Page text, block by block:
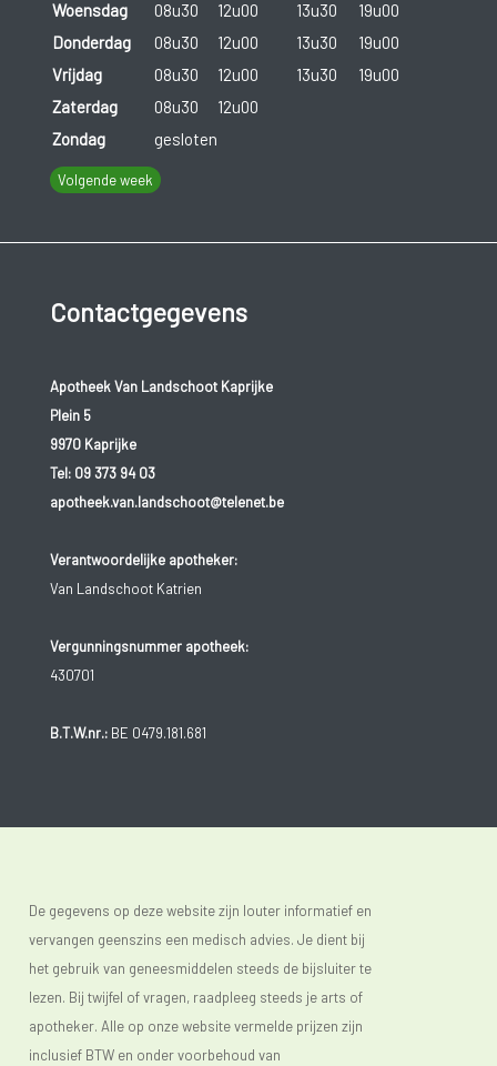
Woensdag
08u30 12u00 13u30
19u00
Donderdag
08u30 12u00 13u30
19u00
Vrijdag
08u30 12u00 13u30
19u00
Zaterdag
08u30
12u00
Zondag
gesloten
Volgende week
Contactgegevens
Apotheek Van Landschoot Kaprijke
Plein 5
9970 Kaprijke
Tel: 09 373 94 03
apotheek.van.landschoot@telenet.be
Verantwoordelijke apotheker:
Van Landschoot Katrien
Vergunningsnummer apotheek:
430701
B.T.W.nr.:BE 0479.181.681
De gegevens op deze website zijn louter informatief en
vervangen geenszins een medisch advies. Je dient bij
het gebruik van geneesmiddelen steeds de bijsluiter te
lezen. Bij twijfel of vragen, raadpleeg steeds je arts of
apotheker. Alle op onze website vermelde prijzen zijn
inclusief BTW en onder voorbehoud van